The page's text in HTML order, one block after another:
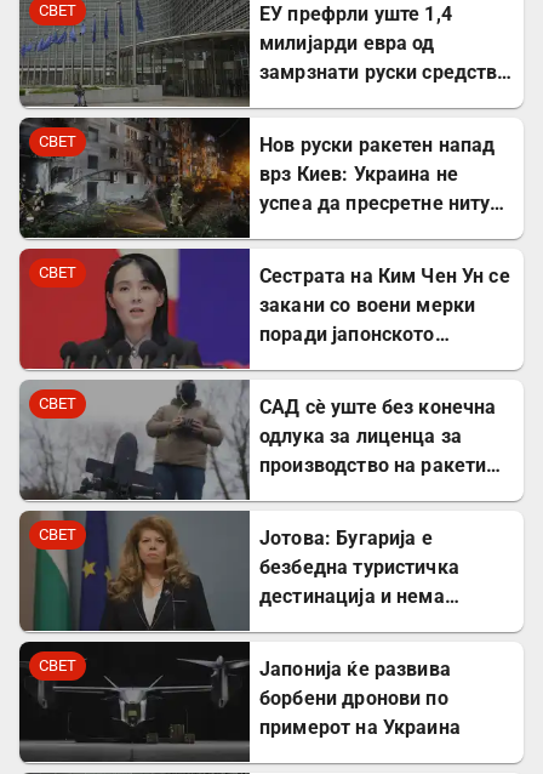
СВЕТ
ЕУ префрли уште 1,4
милијарди евра од
замрзнати руски средства
СВЕТ
Нов руски ракетен напад
врз Киев: Украина не
успеа да пресретне ниту
СВЕТ
Сестрата на Ким Чен Ун се
закани со воени мерки
поради јапонското
СВЕТ
САД сè уште без конечна
одлука за лиценца за
производство на ракети
СВЕТ
Јотова: Бугарија е
безбедна туристичка
дестинација и нема
СВЕТ
Јапонија ќе развива
борбени дронови по
примерот на Украина